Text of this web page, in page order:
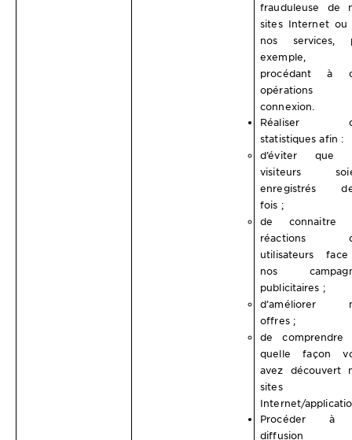
frauduleuse de
sites Internet ou
nos services,
exemple,
procédant à
opérations
connexion.
Réaliser
statistiques afin :
d’éviter que
visiteurs
enregistrés
fois ;
de connaitre
réactions
utilisateurs
nos
publicitaires ;
d’améliorer
offres ;
de comprendre
quelle façon
avez découvert
sites
Internet/
Procéder à
diffusion